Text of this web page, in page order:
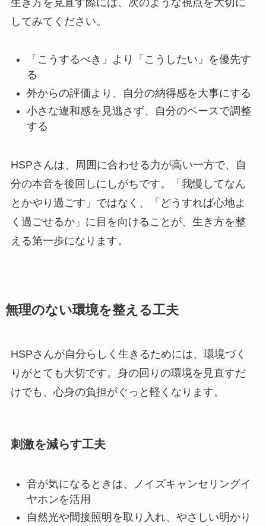
してみてください。
「こうするべき」より「こうしたい」を優先す
る
外からの評価より、自分の納得感を大事にする
小さな違和感を見逃さず、自分のペースで調整
する
HSPさんは、周囲に合わせる力が高い一方で、自
分の本音を後回しにしがちです。「我慢してなん
とかやり過ごす」ではなく、「どうすれば心地よ
く過ごせるか」に目を向けることが、生き方を整
える第一歩になります。
無理のない環境を整える工夫
HSPさんが自分らしく生きるためには、環境づく
りがとても大切です。身の回りの環境を見直すだ
けでも、心身の負担がぐっと軽くなります。
刺激を減らす工夫
音が気になるときは、ノイズキャンセリングイ
ヤホンを活用
自然光や間接照明を取り入れ、やさしい明かり